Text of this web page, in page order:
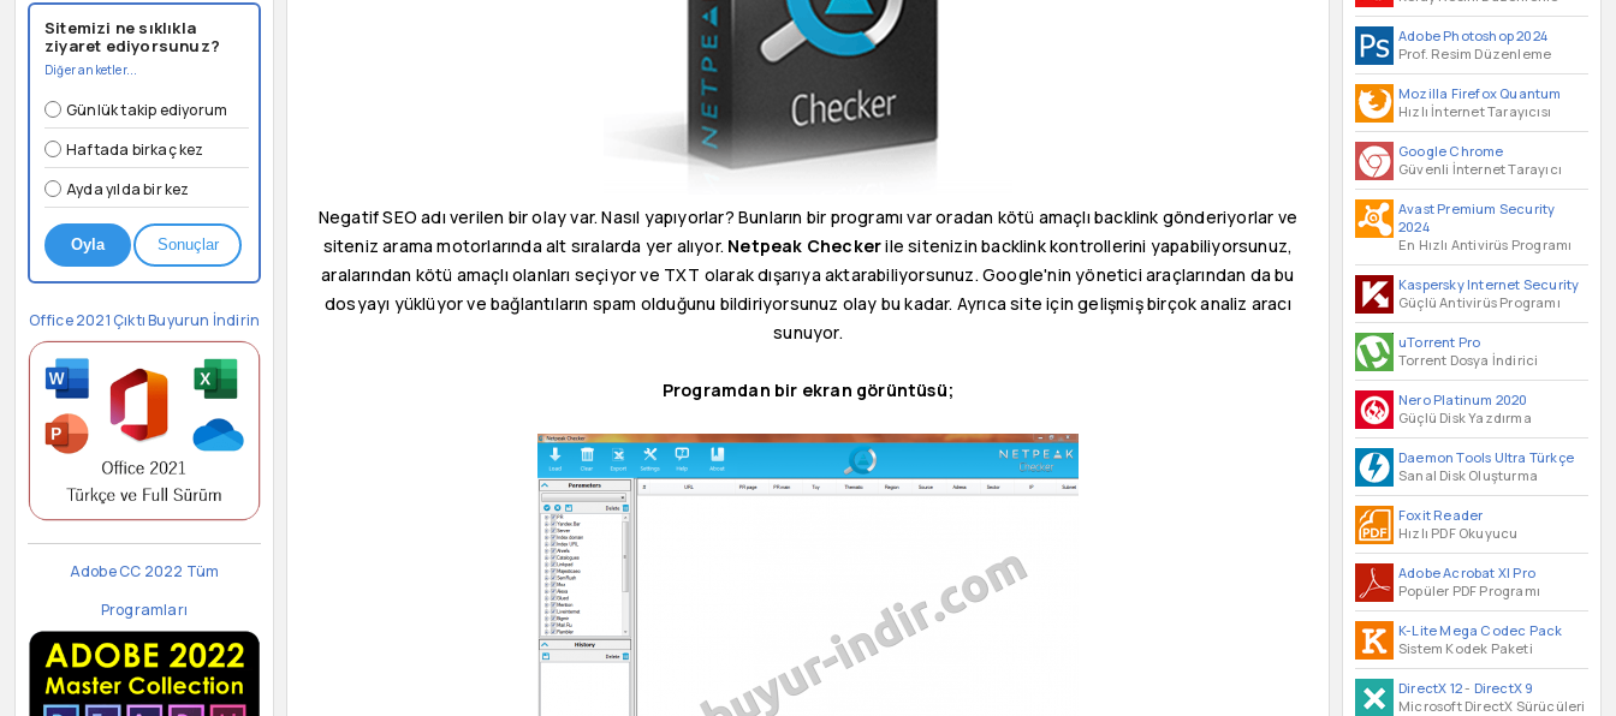
Adobe Photoshop 2024
Prof. Resim Düzenleme
Mozilla Firefox Quantum
Hızlı İnternet Tarayıcısı
Google Chrome
Güvenli İnternet Tarayıcı
Avast Premium Security
2024
En Hızlı Antivirüs Programı
Kaspersky Internet Security
Güçlü Antivirüs Programı
uTorrent Pro
Torrent Dosya İndirici
Nero Platinum 2020
Güçlü Disk Yazdırma
Daemon Tools Ultra Türkçe
Sanal Disk Oluşturma
Foxit Reader
Hızlı PDF Okuyucu
Adobe Acrobat XI Pro
Popüler PDF Programı
K-Lite Mega Codec Pack
Sistem Kodek Paketi
DirectX 12- DirectX 9
Microsoft DirectX Sürücüleri
Sitemizi ne sıklıkla
ziyaret ediyorsunuz?
Diğer anketler...
Günlük takip ediyorum
Haftada birkaç kez
Ayda yılda bir kez
Oyla Sonuçlar
Office 2021 Çıktı Buyurun İndirin
Adobe CC 2022 Tüm
Programları
Negatif SEO adı verilen bir olay var. Nasıl yapıyorlar? Bunların bir programı var oradan kötü amaçlı backlink gönderiyorlar ve
siteniz arama motorlarında alt sıralarda yer alıyor. Netpeak Checkerile sitenizin backlink kontrollerini yapabiliyorsunuz,
aralarından kötü amaçlı olanları seçiyor ve TXT olarak dışarıya aktarabiliyorsunuz. Google'nin yönetici araçlarından da bu
dosyayı yüklüyor ve bağlantıların spam olduğunu bildiriyorsunuz olay bu kadar. Ayrıca site için gelişmiş birçok analiz aracı
sunuyor.
Programdan bir ekran görüntüsü;